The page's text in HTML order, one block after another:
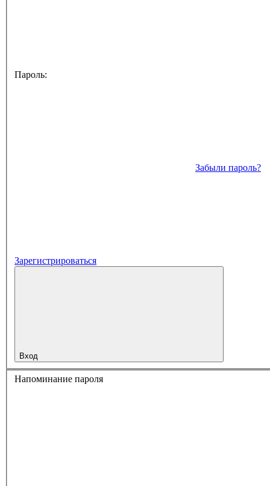
Пароль:
Забыли пароль?
Зарегистрироваться
Вход
Напоминание пароля